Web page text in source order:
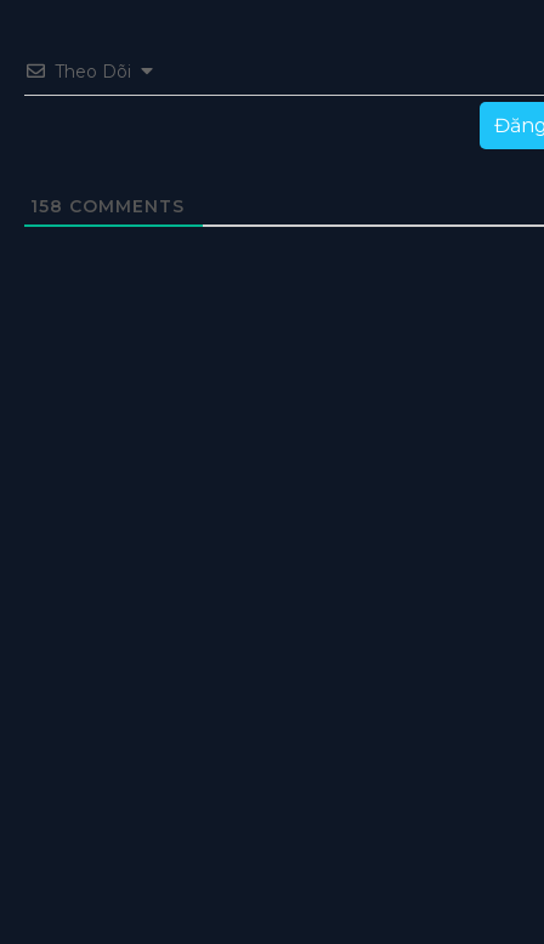
Tập 30 Tập 29 Tập 28 Tập 27 Tập 26
Theo Dõi
158 COMMENTS